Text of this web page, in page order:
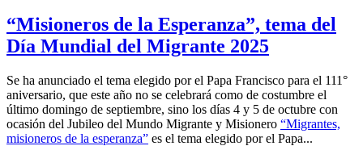
“Misioneros de la Esperanza”, tema del
Día Mundial del Migrante 2025
Se ha anunciado el tema elegido por el Papa Francisco para el 111°
aniversario, que este año no se celebrará como de costumbre el
último domingo de septiembre, sino los días 4 y 5 de octubre con
ocasión del Jubileo del Mundo Migrante y Misionero “Migrantes,
misioneros de la esperanza” es el tema elegido por el Papa...